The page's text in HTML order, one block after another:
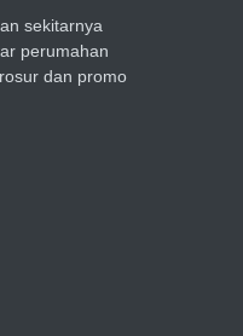
sekitarnya
perumahan
dan promo